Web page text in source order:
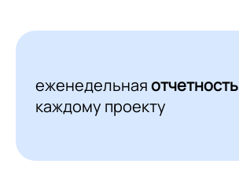
еженедельнаяотчетность
каждому проекту